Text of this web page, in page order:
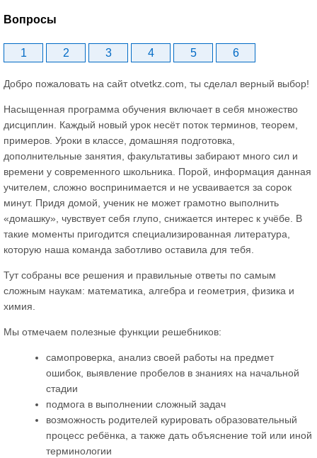
Вопросы
1 2 3 4 5 6
Добро пожаловать на сайт otvetkz.com, ты сделал верный выбор!
Насыщенная программа обучения включает в себя множество
дисциплин. Каждый новый урок несёт поток терминов, теорем,
примеров. Уроки в классе, домашняя подготовка,
дополнительные занятия, факультативы забирают много сил и
времени у современного школьника. Порой, информация данная
учителем, сложно воспринимается и не усваивается за сорок
минут. Придя домой, ученик не может грамотно выполнить
«домашку», чувствует себя глупо, снижается интерес к учёбе. В
такие моменты пригодится специализированная литература,
которую наша команда заботливо оставила для тебя.
Тут собраны все решения и правильные ответы по самым
сложным наукам: математика, алгебра и геометрия, физика и
химия.
Мы отмечаем полезные функции решебников:
самопроверка, анализ своей работы на предмет
ошибок, выявление пробелов в знаниях на начальной
стадии
подмога в выполнении сложный задач
возможность родителей курировать образовательный
процесс ребёнка, а также дать объяснение той или иной
терминологии